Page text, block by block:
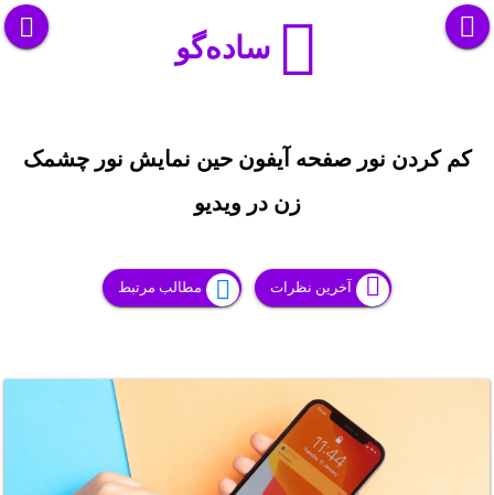
ساده‌گو
کم کردن نور صفحه آیفون حین نمایش نور چشمک
زن در ویدیو
آخرین نظرات مطالب مرتبط